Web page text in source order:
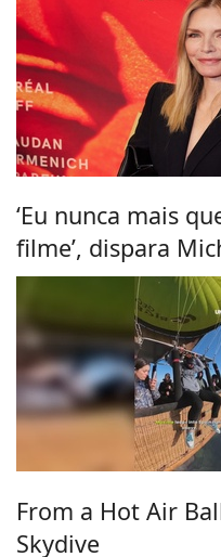
‘Eu nunca mais
filme’, dispara
From a Hot Air
Skydive